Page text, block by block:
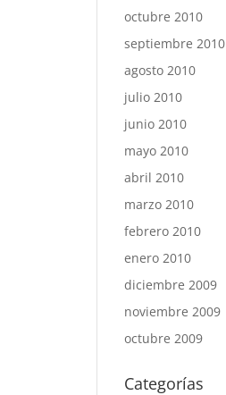
octubre 2010
septiembre 2010
agosto 2010
julio 2010
junio 2010
mayo 2010
abril 2010
marzo 2010
febrero 2010
enero 2010
diciembre 2009
noviembre 2009
octubre 2009
Categorías